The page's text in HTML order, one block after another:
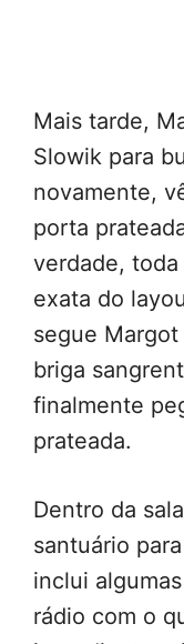
Mais tarde,
Slowik para
novamente,
porta
verdade, toda
exata do
segue
briga
finalmente
prateada.
Dentro da
santuário
inclui
rádio com o